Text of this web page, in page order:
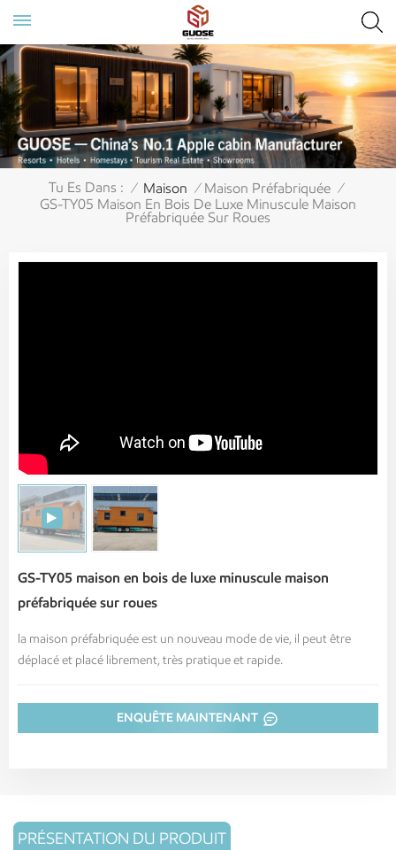
Tu Es Dans : / Maison / Maison Préfabriquée /
GS-TY05 Maison En Bois De Luxe Minuscule Maison
Préfabriquée Sur Roues
GS-TY05 maison en bois de luxe minuscule maison
préfabriquée sur roues
la maison préfabriquée est un nouveau mode de vie, il peut être
déplacé et placé librement, très pratique et rapide.
ENQUÊTE MAINTENANT
PRÉSENTATION DU PRODUIT